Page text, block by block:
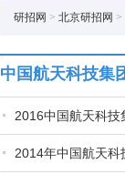
研招网 > 北京研招网 >
中国航天科技集
2016中国航天科技
2014年中国航天科